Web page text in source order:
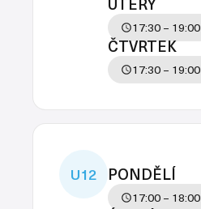
ÚTERÝ
17:30 – 19:00
ČTVRTEK
17:30 – 19:00
U12 PONDĚLÍ
17:00 – 18:00